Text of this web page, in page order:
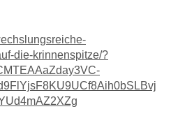
die-krinnenspitze/?